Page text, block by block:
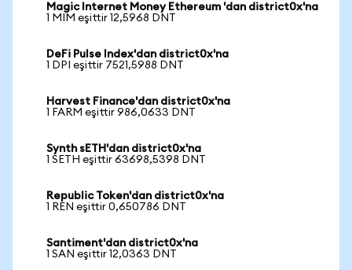
Magic Internet Money Ethereum 'dan district0x'na
1 MIM eşittir 12,5968 DNT
DeFi Pulse Index'dan district0x'na
1 DPI eşittir 7521,5988 DNT
Harvest Finance'dan district0x'na
1 FARM eşittir 986,0633 DNT
Synth sETH'dan district0x'na
1 SETH eşittir 63698,5398 DNT
Republic Token'dan district0x'na
1 REN eşittir 0,650786 DNT
Santiment'dan district0x'na
1 SAN eşittir 12,0363 DNT